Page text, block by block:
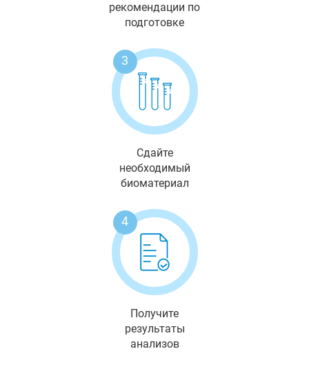
рекомендации по
подготовке
3
Сдайте
необходимый
биоматериал
4
Получите
результаты
анализов